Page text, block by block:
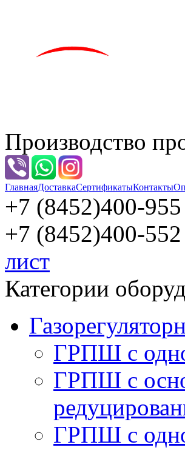
Производство
ГлавнаяДоставкаСертификатыКонтакты
+7 (8452)400-955
+7 (8452)400-552
лист
Категории
ГРПШ с
ГРПШ с
ГРПШ с